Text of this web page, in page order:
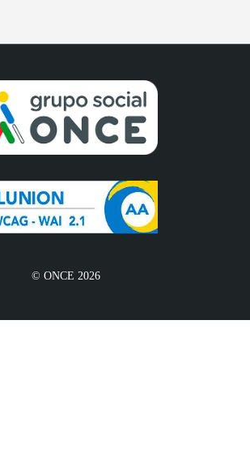
© ONCE 2026